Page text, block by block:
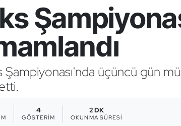
üçüncü gün
4
GÖSTERIM
2 DK
OKUNMA SÜRESI